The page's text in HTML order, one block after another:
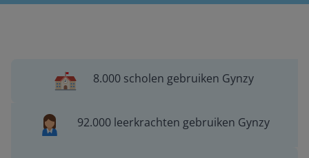
8.000 scholen gebruiken Gynzy
92.000 leerkrachten gebruiken Gynzy